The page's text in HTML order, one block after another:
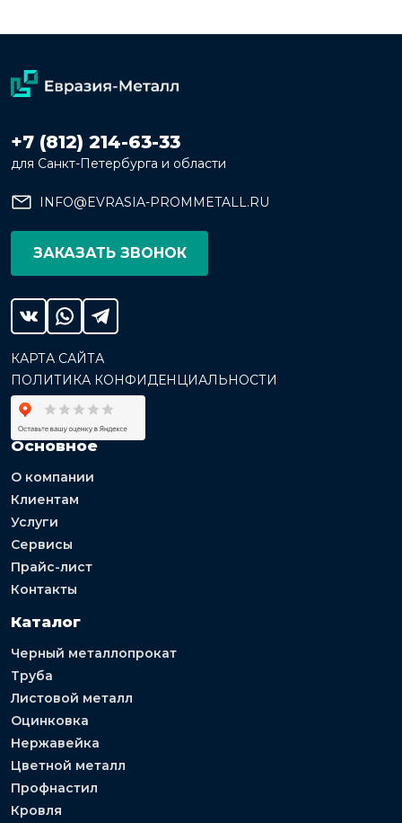
+7 (812) 214-63-33
для Санкт-Петербурга и области
INFO@EVRASIA-PROMMETALL.RU
ЗАКАЗАТЬ ЗВОНОК
КАРТА САЙТА
ПОЛИТИКА КОНФИДЕНЦИАЛЬНОСТИ
Основное
О компании
Клиентам
Услуги
Сервисы
Прайс-лист
Контакты
Каталог
Черный металлопрокат
Труба
Листовой металл
Оцинковка
Нержавейка
Цветной металл
Профнастил
Кровля